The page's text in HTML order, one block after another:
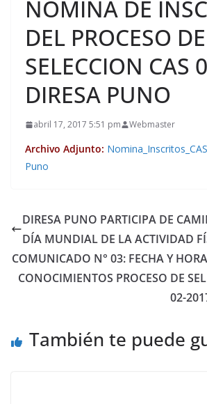
NOMINA DE
DEL PROCESO DE
SELECCION CAS
DIRESA PUNO
abril 17, 2017 5:51 pm Webmaster
Archivo Adjunto:
Puno
DIRESA PUNO PARTICIPA DE
DÍA MUNDIAL DE LA ACTIVIDAD
COMUNICADO N° 03: FECHA Y
CONOCIMIENTOS PROCESO DE
02-
También te puede